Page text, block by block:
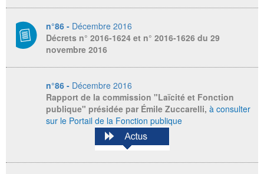
n°86 - Décembre 2016
Décrets n° 2016-1624 et n° 2016-1626 du 29
novembre 2016
n°86 - Décembre 2016
Rapport de la commission "Laïcité et Fonction
publique" présidée par Émile Zuccarelli, à consulter
sur le Portail de la Fonction publique